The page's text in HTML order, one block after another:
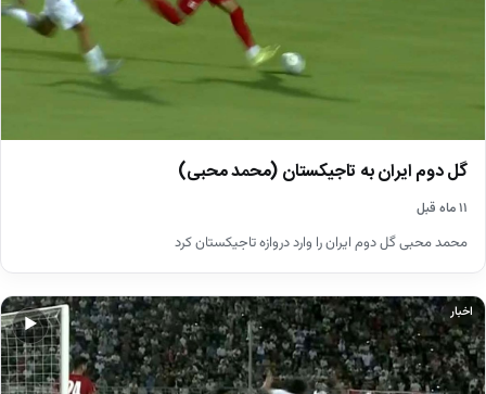
گل دوم ایران به تاجیکستان (محمد محبی)
۱۱ ماه قبل
محمد محبی گل دوم ایران را وارد دروازه تاجیکستان کرد
▶
اخبار